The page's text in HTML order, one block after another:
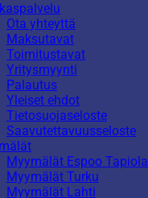
Ota yhteyttä
Maksutavat
Toimitustavat
Yritysmyynti
Palautus
Yleiset ehdot
Tietosuojaseloste
Saavutettavuusseloste
Myymälät Espoo Tapiola
Myymälät Turku
Myymälät Lahti